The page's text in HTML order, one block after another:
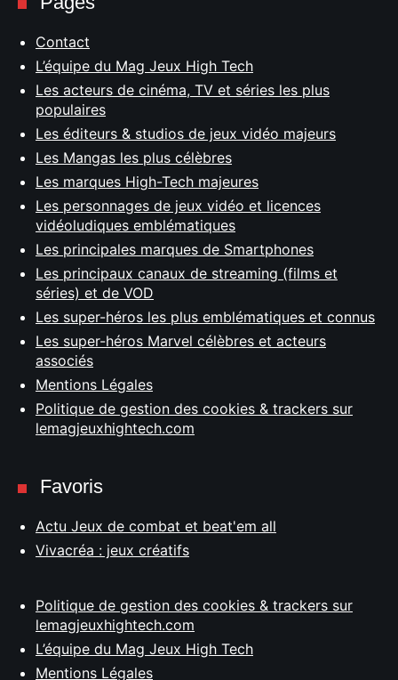
Contact
L’équipe du Mag Jeux High Tech
Les acteurs de cinéma, TV et séries les plus
populaires
Les éditeurs & studios de jeux vidéo majeurs
Les Mangas les plus célèbres
Les marques High-Tech majeures
Les personnages de jeux vidéo et licences
vidéoludiques emblématiques
Les principales marques de Smartphones
Les principaux canaux de streaming (films et
séries) et de VOD
Les super-héros les plus emblématiques et connus
Les super-héros Marvel célèbres et acteurs
associés
Mentions Légales
Politique de gestion des cookies & trackers sur
lemagjeuxhightech.com
Favoris
Actu Jeux de combat et beat'em all
Vivacréa : jeux créatifs
Politique de gestion des cookies & trackers sur
lemagjeuxhightech.com
L’équipe du Mag Jeux High Tech
Mentions Légales